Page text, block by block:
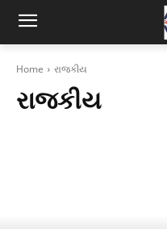
Home રાજકીય
રાજકીય